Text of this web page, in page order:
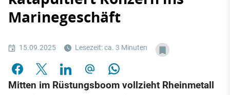
Marinegeschäft
15.09.2025 Lesezeit: ca. 3 Minuten
Mitten im Rüstungsboom vollzieht Rheinmetall